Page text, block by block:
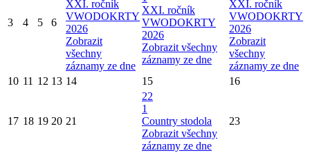
3 4 5 6
XXI. ročník
VWODOKRTY
2026
Zobrazit
všechny
záznamy ze dne
XXI. ročník
VWODOKRTY
2026
Zobrazit všechny
záznamy ze dne
XXI. ročník
VWODOKRTY
2026
Zobrazit
všechny
záznamy ze dne
10 11 12 13 14 15 16
17 18 19 20 21
22
1
Country stodola
Zobrazit všechny
záznamy ze dne
23